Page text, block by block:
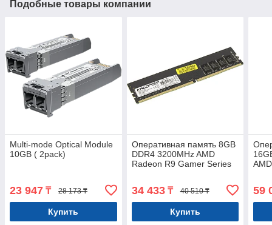
Подобные товары компании
Multi-mode Optical Module
10GB ( 2pack)
23 947 ₸ 28 173 ₸
Купить
Оперативная память 8GB
DDR4 3200MHz AMD
Radeon R9 Gamer Series
34 433₸ 40 510 ₸
Купить
Pack
59